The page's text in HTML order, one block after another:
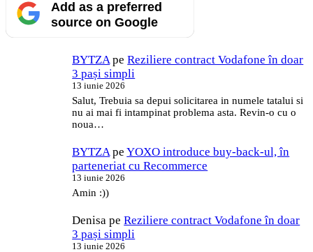
Add as a preferred
source on Google
BYTZA peReziliere contract Vodafone în doar
3 pași simpli
13 iunie 2026
Salut, Trebuia sa depui solicitarea in numele tatalui si
nu ai mai fi intampinat problema asta. Revin-o cu o
noua…
BYTZA peYOXO introduce buy-back-ul, în
parteneriat cu Recommerce
13 iunie 2026
Amin :))
Denisa peReziliere contract Vodafone în doar
3 pași simpli
13 iunie 2026